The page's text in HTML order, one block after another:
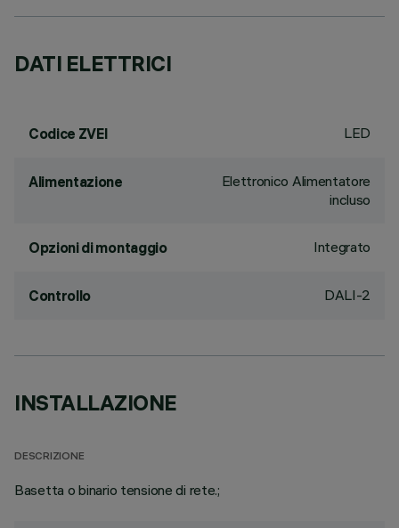
DATI ELETTRICI
Codice ZVEI LED
Alimentazione
Elettronico Alimentatore
incluso
Opzioni di montaggio Integrato
Controllo DALI-2
INSTALLAZIONE
DESCRIZIONE
Basetta o binario tensione di rete.;